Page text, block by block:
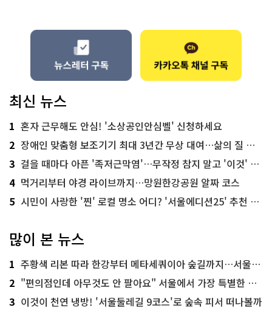
최신 뉴스
1 혼자 근무해도 안심! '소상공인안심벨' 신청하세요
2 장애인 맞춤형 보조기기 최대 3년간 무상 대여…삶의 질 높인다
3 걸을 때마다 아픈 '족저근막염'…무작정 참지 말고 '이것' 해보세요!
4 먹거리부터 야경 라이브까지…망원한강공원 알짜 코스
5 시민이 사랑한 '찐' 로컬 명소 어디? '서울에디션25' 추천 코스
많이 본 뉴스
1 주황색 리본 따라 한강부터 메타세쿼이아 숲길까지…서울둘레길 15코스
2 "편의점인데 아무것도 안 팔아요" 서울에서 가장 특별한 편의점의 정체
3 이것이 천연 냉방! '서울둘레길 9코스'로 숲속 피서 떠나볼까